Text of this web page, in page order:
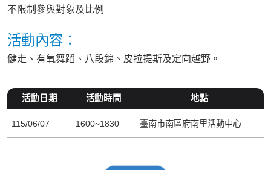
不限制參與對象及比例
活動內容：
健走、有氧舞蹈、八段錦、皮拉提斯及定向越野。
活動日期 活動時間 地點
115/06/07 1600~1830 臺南市南區府南里活動中心